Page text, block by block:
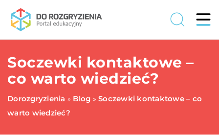
Soczewki kontaktowe –
co warto wiedzieć?
Dorozgryzienia » Blog » Soczewki kontaktowe – co
warto wiedzieć?